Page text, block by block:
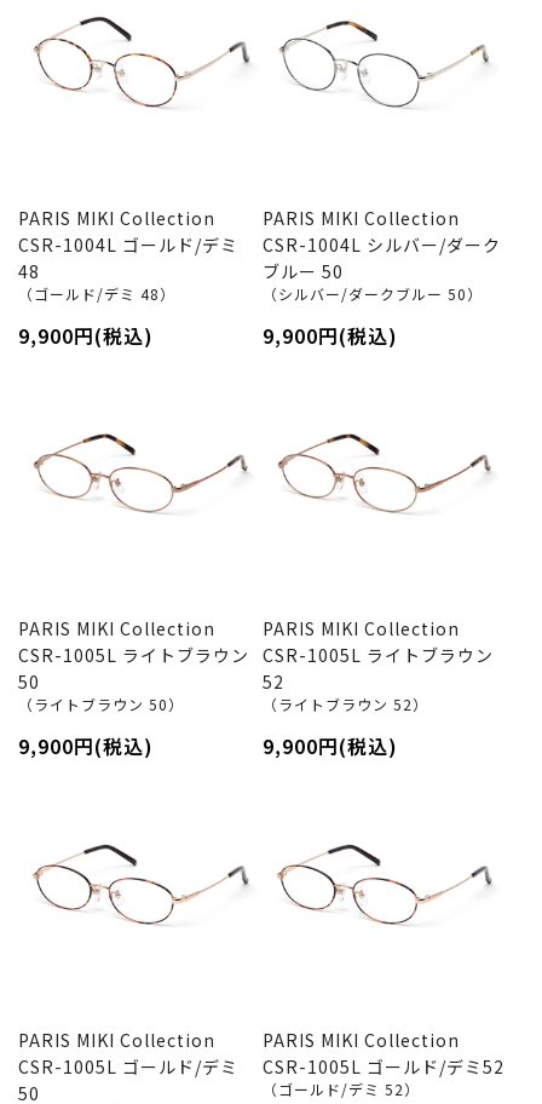
PARIS MIKI Collection
CSR-1004L ゴールド/デミ
48
（ゴールド/デミ 48）
9,900円(税込)
PARIS MIKI Collection
CSR-1004L シルバー/ダーク
ブルー 50
（シルバー/ダークブルー 50）
9,900円(税込)
PARIS MIKI Collection
CSR-1005L ライトブラウン
50
（ライトブラウン 50）
9,900円(税込)
PARIS MIKI Collection
CSR-1005L ライトブラウン
52
（ライトブラウン 52）
9,900円(税込)
PARIS MIKI Collection
CSR-1005L ゴールド/デミ
50
PARIS MIKI Collection
CSR-1005L ゴールド/デミ52
（ゴールド/デミ 52）